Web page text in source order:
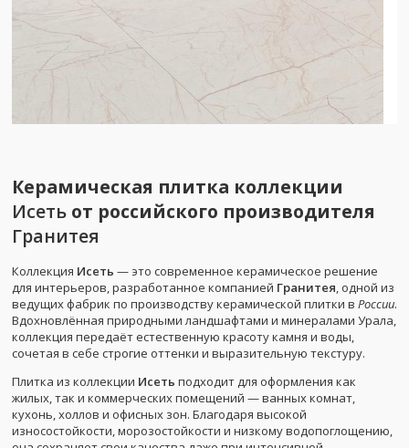
Керамическая плитка коллекции
Исеть от российского производителя
Гранитея
Коллекция Исеть — это современное керамическое решение
для интерьеров, разработанное компанией Гранитея, одной из
ведущих фабрик по производству керамической плитки в России.
Вдохновлённая природными ландшафтами и минералами Урала,
коллекция передаёт естественную красоту камня и воды,
сочетая в себе строгие оттенки и выразительную текстуру.
Плитка из коллекции Исеть подходит для оформления как
жилых, так и коммерческих помещений — ванных комнат,
кухонь, холлов и офисных зон. Благодаря высокой
износостойкости, морозостойкости и низкому водопоглощению,